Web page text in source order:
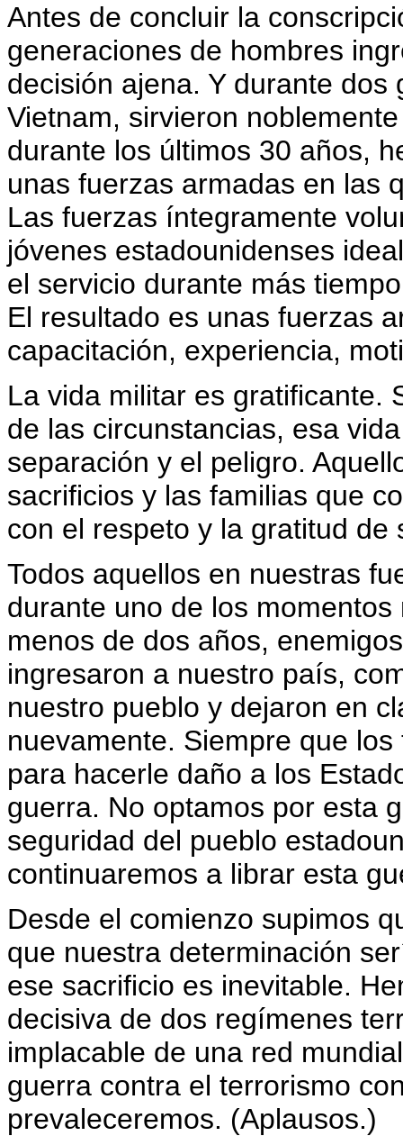
Antes de concluir la
generaciones de hombres
decisión ajena. Y durante
Vietnam, sirvieron
durante los últimos 30 años,
unas fuerzas armadas en las
Las fuerzas íntegramente
jóvenes estadounidenses
el servicio durante más
El resultado es unas fuerzas
capacitación, experiencia,
La vida militar es gratificante.
de las circunstancias, esa
separación y el peligro.
sacrificios y las familias que
con el respeto y la gratitud de
Todos aquellos en nuestras
durante uno de los
menos de dos años,
ingresaron a nuestro país,
nuestro pueblo y dejaron en
nuevamente. Siempre que
para hacerle daño a los
guerra. No optamos por esta
seguridad del pueblo
continuaremos a librar esta
Desde el comienzo supimos
que nuestra determinación
ese sacrificio es inevitable.
decisiva de dos regímenes
implacable de una red
guerra contra el terrorismo
prevaleceremos. (Aplausos.)